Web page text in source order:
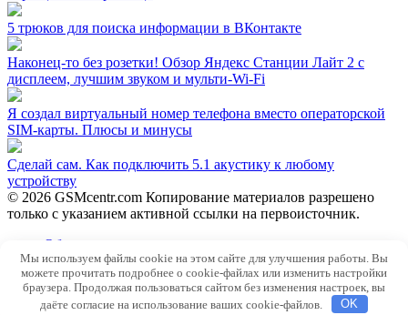
5 трюков для поиска информации в ВКонтакте
Наконец-то без розетки! Обзор Яндекс Станции Лайт 2 с
дисплеем, лучшим звуком и мульти-Wi-Fi
Я создал виртуальный номер телефона вместо операторской
SIM-карты. Плюсы и минусы
Сделай сам. Как подключить 5.1 акустику к любому
устройству
© 2026 GSMcentr.com Копирование материалов разрешено
только с указанием активной ссылки на первоисточник.
Обратная связь
Политика конфиденциальности
Пользовательское соглашение
Мы используем файлы cookie на этом сайте для улучшения работы. Вы
можете прочитать подробнее о cookie-файлах или изменить настройки
браузера. Продолжая пользоваться сайтом без изменения настроек, вы
даёте согласие на использование ваших cookie-файлов.
OK